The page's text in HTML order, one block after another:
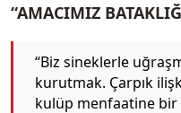
“AMACIMIZ
“Biz sineklerle
kurutmak. Çarpık
kulüp menfaatine